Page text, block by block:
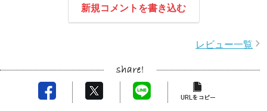
新規コメントを書き込む
レビュー一覧